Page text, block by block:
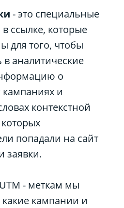
- это специальные
ссылке, которые
для того, чтобы
в аналитические
о
и
контекстной
попадали на сайт
заявки.
- меткам мы
кампании и